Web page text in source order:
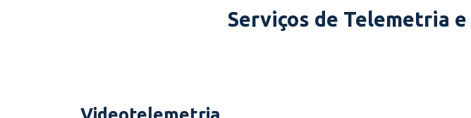
Serviços de Telemetria
Videotelemetria